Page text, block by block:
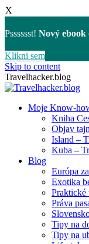
X
Psssssst! Nový ebook
Klikni sem
Skip to content
Travelhacker.blog
Moje Know-
Kniha
Objav
Island –
Kuba –
Blog
Európa
Exotika
Práva
Tipy na
Tipy na